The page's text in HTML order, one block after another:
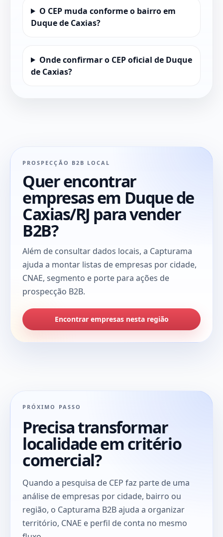
O CEP muda conforme o bairro em
Duque de Caxias?
Onde confirmar o CEP oficial de Duque
de Caxias?
PROSPECÇÃO B2B LOCAL
Quer encontrar
empresas em Duque de
Caxias/RJ para vender
B2B?
Além de consultar dados locais, a Capturama
ajuda a montar listas de empresas por cidade,
CNAE, segmento e porte para ações de
prospecção B2B.
Encontrar empresas nesta região
PRÓXIMO PASSO
Precisa transformar
localidade em critério
comercial?
Quando a pesquisa de CEP faz parte de uma
análise de empresas por cidade, bairro ou
região, o Capturama B2B ajuda a organizar
território, CNAE e perfil de conta no mesmo